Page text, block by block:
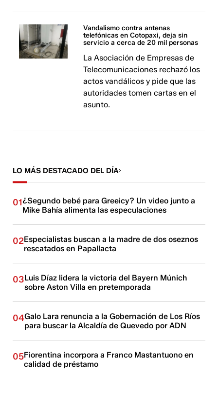
Vandalismo contra antenas
telefónicas en Cotopaxi, deja sin
servicio a cerca de 20 mil personas
La Asociación de Empresas de
Telecomunicaciones rechazó los
actos vandálicos y pide que las
autoridades tomen cartas en el
asunto.
LO MÁS DESTACADO DEL DÍA
01¿Segundo bebé para Greeicy? Un video junto a
Mike Bahía alimenta las especulaciones
02Especialistas buscan a la madre de dos oseznos
rescatados en Papallacta
03Luis Díaz lidera la victoria del Bayern Múnich
sobre Aston Villa en pretemporada
04Galo Lara renuncia a la Gobernación de Los Ríos
para buscar la Alcaldía de Quevedo por ADN
05Fiorentina incorpora a Franco Mastantuono en
calidad de préstamo